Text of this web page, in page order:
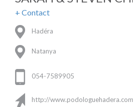
+ Contact
Hadéra
Natanya
054-7589905
http://www.podologuehadera.com